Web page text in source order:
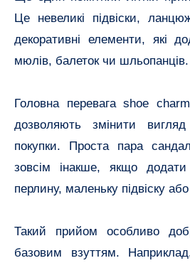
Це невеликі підвіски,
декоративні елементи, які
мюлів, балеток чи шльопанців.
Головна перевага shoe
дозволяють змінити
покупки. Проста пара
зовсім інакше, якщо
перлину, маленьку підвіску
Такий прийом особливо
базовим взуттям.